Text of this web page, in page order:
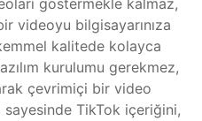
göstermekle kalmaz,
videoyu bilgisayarınıza
kalitede kolayca
kurulumu gerekmez,
çevrimiçi bir video
sayesinde TikTok içeriğini,